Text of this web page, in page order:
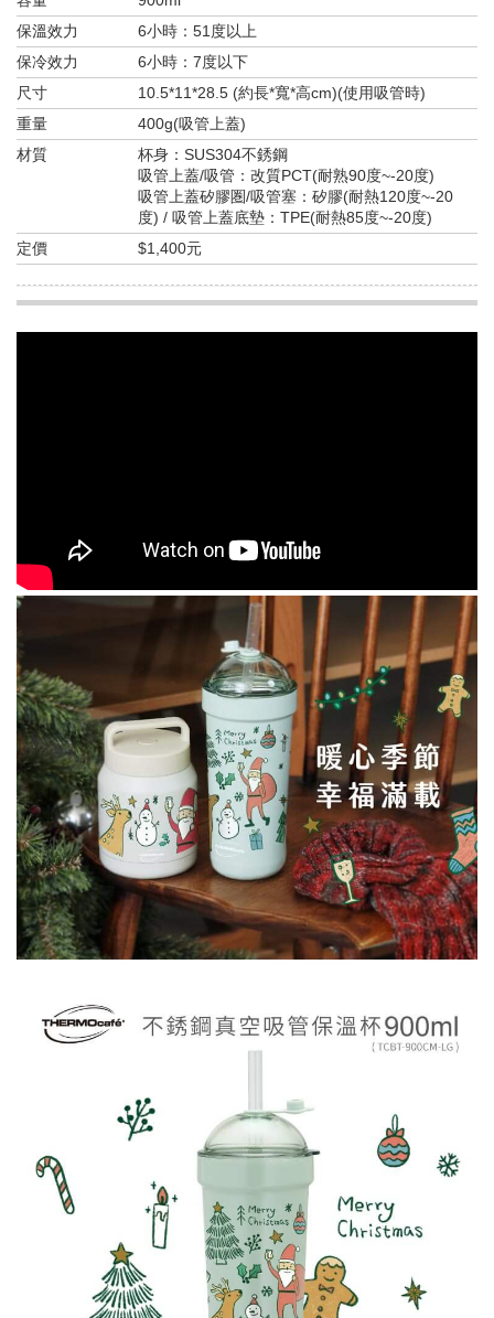
保溫效力
6小時：51度以上
保冷效力
6小時：7度以下
尺寸
10.5*11*28.5 (約長*寬*高cm)(使用吸管時)
重量
400g(吸管上蓋)
材質
杯身：SUS304不銹鋼
吸管上蓋/吸管：改質PCT(耐熟90度~-20度)
吸管上蓋矽膠圏/吸管塞：矽膠(耐熱120度~-20
度) / 吸管上蓋底墊：TPE(耐熱85度~-20度)
定價
$1,400元